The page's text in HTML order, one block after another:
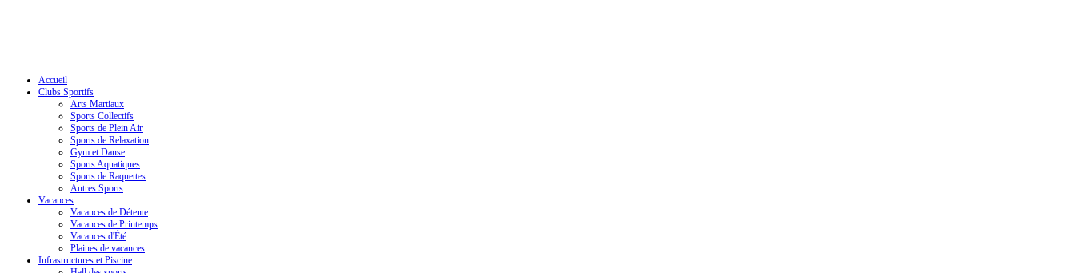
Accueil
Clubs Sportifs
Arts Martiaux
Sports Collectifs
Sports de Plein Air
Sports de Relaxation
Gym et Danse
Sports Aquatiques
Sports de Raquettes
Autres Sports
Vacances
Vacances de Détente
Vacances de Printemps
Vacances d'Été
Plaines de vacances
Infrastructures et Piscine